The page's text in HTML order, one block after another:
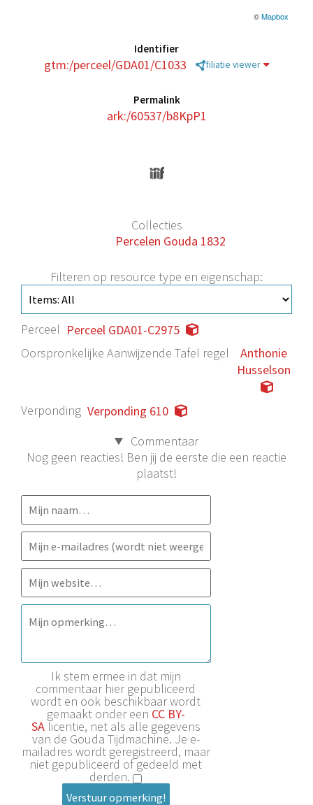
©Mapbox
Identifier
gtm:/perceel/GDA01/C1033 filiatie viewer
Permalink
ark:/60537/b8KpP1
Collecties
Percelen Gouda 1832
Filteren op resource type en eigenschap:
Perceel Perceel GDA01-C2975
Oorspronkelijke Aanwijzende Tafel regel
Anthonie
Husselson
Verponding Verponding 610
Commentaar
Nog geen reacties! Ben jij de eerste die een reactie
plaatst!
Ik stem ermee in dat mijn
commentaar hier gepubliceerd
wordt en ook beschikbaar wordt
gemaakt onder een CC BY-
SAlicentie, net als alle gegevens
van de Gouda Tijdmachine. Je e-
mailadres wordt geregistreerd, maar
niet gepubliceerd of gedeeld met
derden.
Verstuur opmerking!